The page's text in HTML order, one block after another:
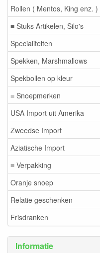
Rollen ( Mentos, King enz. )
≡ Stuks Artikelen, Silo's
Specialiteiten
Spekken, Marshmallows
Spekbollen op kleur
≡ Snoepmerken
USA Import uit Amerika
Zweedse Import
Aziatische Import
≡ Verpakking
Oranje snoep
Relatie geschenken
Frisdranken
Informatie